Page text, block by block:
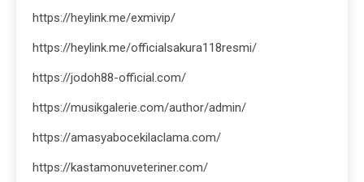
https://heylink.me/exmivip/
https://heylink.me/officialsakura118resmi/
https://jodoh88-official.com/
https://musikgalerie.com/author/admin/
https://amasyabocekilaclama.com/
https://kastamonuveteriner.com/